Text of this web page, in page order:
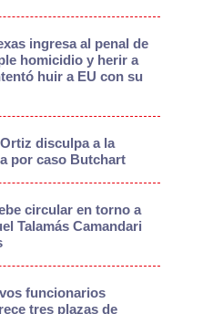
ingresa al penal de
homicidio y herir a
huir a EU con su
disculpa a la
por caso Butchart
circular en torno a
Talamás Camandari
funcionarios
tres plazas de